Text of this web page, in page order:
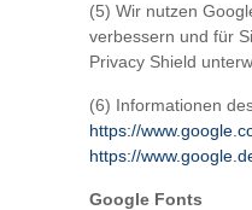
(5) Wir nutzen
verbessern und für
Privacy Shield
(6) Informationen
https://
https://
Google Fonts